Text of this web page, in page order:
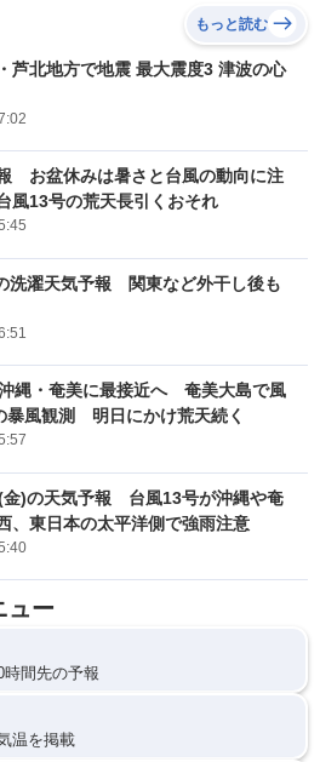
もっと読む
芦北地方で地震 最大震度3 津波の心
お盆休みは暑さと台風の動向に注
13号の荒天長引くおそれ
洗濯天気予報 関東など外干し後も
縄・奄美に最接近へ 奄美大島で風
暴風観測 明日にかけ荒天続く
金)の天気予報 台風13号が沖縄や奄
東日本の太平洋側で強雨注意
ュー
間先の予報
温を掲載